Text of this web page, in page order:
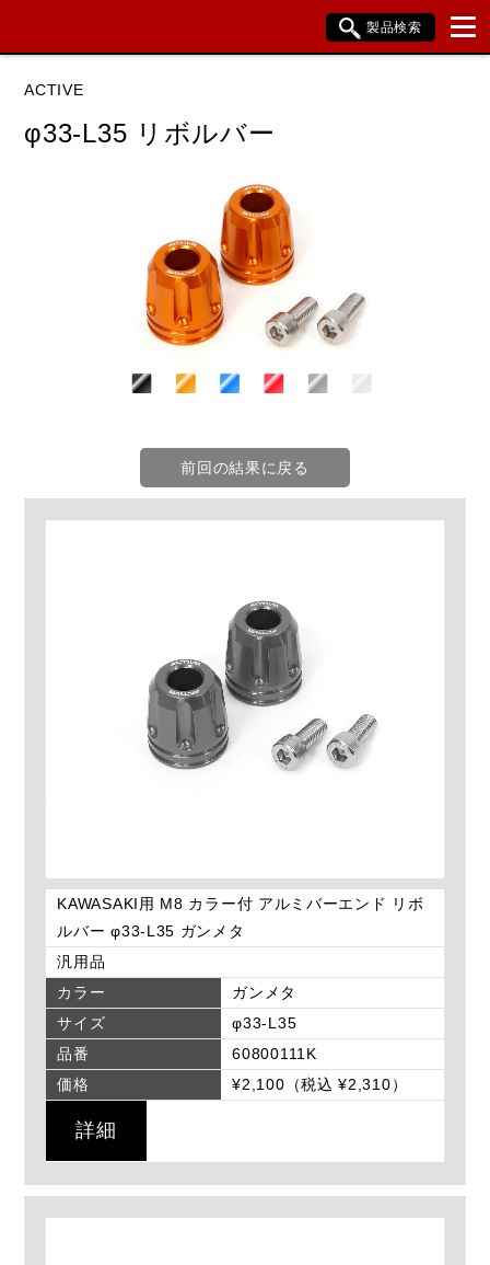
製品検索
データを準備しています。
ACTIVE
φ33-L35 リボルバー
前回の結果に戻る
KAWASAKI用 M8 カラー付 アルミバーエンド リボ
ルバー φ33-L35 ガンメタ
汎用品
カラー
ガンメタ
サイズ
φ33-L35
品番
60800111K
価格
¥2,100（税込 ¥2,310）
詳細